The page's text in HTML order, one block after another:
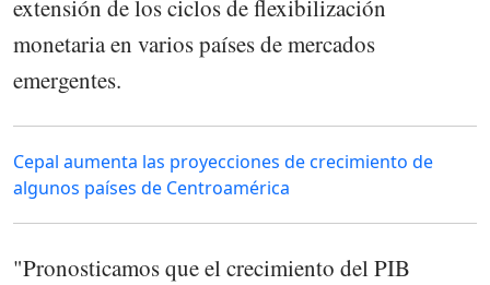
extensión de los ciclos de flexibilización
monetaria en varios países de mercados
emergentes.
Cepal aumenta las proyecciones de crecimiento de
algunos países de Centroamérica
"Pronosticamos que el crecimiento del PIB